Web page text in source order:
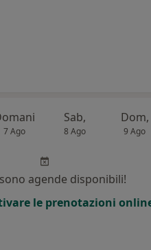
7 Ago
Sab,
8 Ago
Dom,
9 Ago
agende disponibili!
le prenotazioni